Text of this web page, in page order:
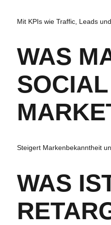
Mit KPIs wie Traffic, Leads und
WAS
Steigert Markenbekanntheit
WAS